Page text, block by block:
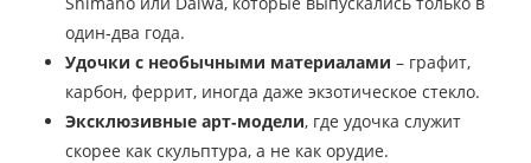
один‑два года.
Удочки с необычными материалами – графит,
карбон, феррит, иногда даже экзотическое стекло.
Эксклюзивные арт‑модели, где удочка служит
скорее как скульптура, а не как орудие.